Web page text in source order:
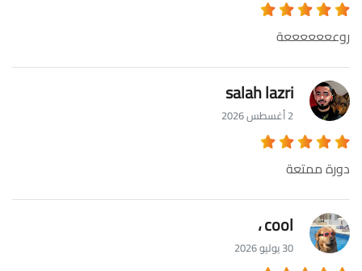
روعععععععة
salah lazri
2 أغسطس 2026
دورة ممتعة
cool ،
30 يوليو 2026